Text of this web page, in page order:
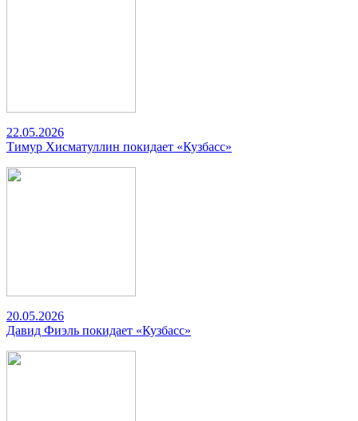
22.05.2026
Тимур Хисматуллин покидает «Кузбасс»
20.05.2026
Давид Фиэль покидает «Кузбасс»